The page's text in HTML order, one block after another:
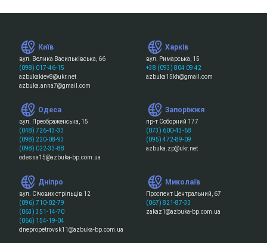
Київ
вул. Велика Васильківська, 66
(098) 017-46-15
azbukakiev8@ukr.net
azbuka.anna7@gmail.com
Харків
вул. Римарська, 15
+38 (093) 804 09 42
azbuka15kh@gmail.com
Одеса
вул. Преображенська, 15
(048) 726-43-33
(098) 220-08-93
(098) 022-33-88
odessa15@azbuka-bp.com.ua
Запоріжжя
пр-т Соборний 177
(073) 600-43-68
(095) 472-89-09
azbuka.zp@ukr.net
Дніпро
вул. Січових стрільців 12
(096) 710-02-79
(063) 351-14-70
(066) 154-19-04
dnepropetrovsk11@azbuka-bp.com.ua
Миколаїв
Проспект Центральний, 67
(067) 821-87-33
zakaz1@azbuka-bp.com.ua